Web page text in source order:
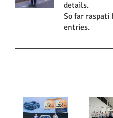
details.
So far raspati
entries.